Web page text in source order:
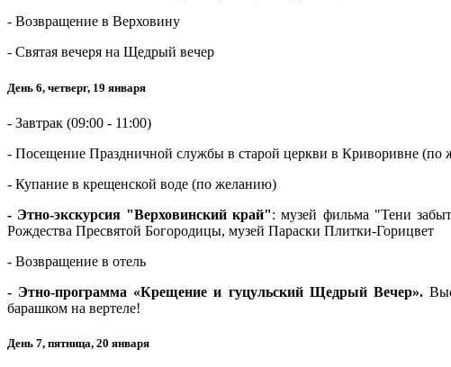
- Возвращение в Верховину
- Святая вечеря на Щедрый вечер
День 6, четверг, 19 января
- Завтрак (09:00 - 11:00)
- Посещение Праздничной службы в старой церкви в Криворивне (по
- Купание в крещенской воде (по желанию)
- Этно-экскурсия "Верховинский край": музей фильма "Тени
Рождества Пресвятой Богородицы, музей Параски Плитки-Горицвет
- Возвращение в отель
- Этно-программа «Крещение и гуцульский Щедрый Вечер».
барашком на вертеле!
День 7, пятница, 20 января